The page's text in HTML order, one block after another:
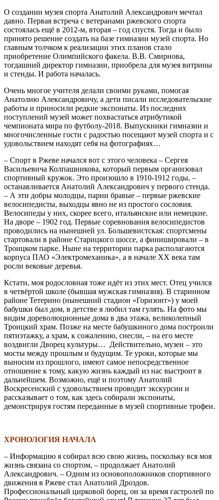
О создании музея спорта Анатолий Александрович мечтал
давно. Первая встреча с ветеранами ржевского спорта
состоялась ещё в 2012-м, вторая – год спустя. Тогда и было
принято решение создать на базе гимназии музей спорта. Но
главным толчком к реализации этих планов стало
приобретение Олимпийского факела. В.В. Смирнова,
тогдашний директор гимназии, приобрела для музея витрины
и стенды. И работа началась.
Очень многое учителя делали своими руками, помогая
Анатолию Александровичу, а дети писали исследовательские
работы и приносили редкие экспонаты. Из последних
поступлений музей может похвастаться атрибутикой
чемпионата мира по футболу-2018. Выпускники гимназии и
многочисленные гости с радостью посещают музей спорта и с
удовольствием находят себя на фотографиях…
– Спорт в Ржеве начался вот с этого человека – Сергея
Васильевича Колпашникова, который первым организовал
спортивный кружок. Это произошло в 1910-1912 годы, –
останавливается Анатолий Александрович у первого стенда.
– А эти добры молодцы, парни бравые – первые ржевские
велосипедисты, выходцы явно не из простого сословия.
Велосипеды у них, скорее всего, итальянские или немецкие.
На дворе – 1902 год. Первые соревнования велосипедистов
проводились на нынешней ул. Большевистская: спортсмены
стартовали в районе Старицкого шоссе, а финишировали – в
Троицком парке. Ныне на территории парка располагаются
корпуса ПАО «Электромеханика», а в начале XX века там
росли вековые деревья.
Кстати, моя родословная тоже идёт из этих мест. Отец учился
в четвёртой школе (бывшая мужская гимназия). В старинном
районе Тетерино (нынешний стадион «Горизонт») у моей
бабушки был дом, в детстве я любил там гулять. На фото мы
видим дореволюционные дома в два этажа, великолепный
Троицкий храм. Позже на месте бабушкиного дома построили
пятиэтажку, а храм, к сожалению, снесли, – на его месте
воздвигли Дворец культуры… Действительно, музеи – это
мосты между прошлым и будущим. Те уроки, которые мы
выносим из прошлого, имеют самое непосредственное
отношение к тому, какую жизнь каждый из нас выстроит в
дальнейшем. Возможно, ещё и поэтому Анатолий
Воскресенский с удовольствием проводит экскурсии и
рассказывает о том, как здесь собирали экспонаты,
демонстрируя гостям переданные в музей спортивные трофеи.
ХРОНОЛОГИЯ НАЧАЛА
– Информацию я собирал всю свою жизнь, поскольку вся моя
жизнь связана со спортом, – продолжает Анатолий
Александрович. – Одним из основоположников спортивного
движения в Ржеве стал Анатолий Дроздов.
Профессиональный цирковой борец, он за время гастролей по